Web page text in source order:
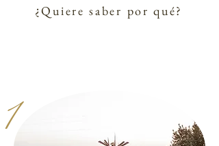
¿Quiere saber por qué?
1